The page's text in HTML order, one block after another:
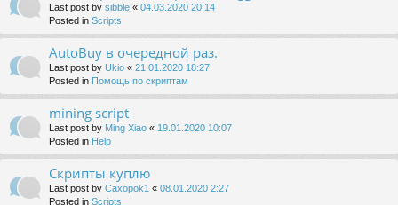
Last post by sibble « 04.03.2020 20:14
Posted in Scripts
AutoBuy в очередной раз.
Last post by Ukio « 21.01.2020 18:27
Posted in Помощь по скриптам
mining script
Last post by Ming Xiao « 19.01.2020 10:07
Posted in Help
Скрипты куплю
Last post by Caxopok1 « 08.01.2020 2:27
Posted in Scripts